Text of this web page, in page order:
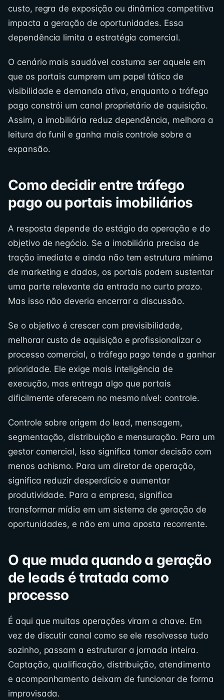
custo, regra de exposição ou dinâmica competitiva
impacta a geração de oportunidades. Essa
dependência limita a estratégia comercial.
O cenário mais saudável costuma ser aquele em
que os portais cumprem um papel tático de
visibilidade e demanda ativa, enquanto o tráfego
pago constrói um canal proprietário de aquisição.
Assim, a imobiliária reduz dependência, melhora a
leitura do funil e ganha mais controle sobre a
expansão.
Como decidir entre tráfego
pago ou portais imobiliários
A resposta depende do estágio da operação e do
objetivo de negócio. Se a imobiliária precisa de
tração imediata e ainda não tem estrutura mínima
de marketing e dados, os portais podem sustentar
uma parte relevante da entrada no curto prazo.
Mas isso não deveria encerrar a discussão.
Se o objetivo é crescer com previsibilidade,
melhorar custo de aquisição e profissionalizar o
processo comercial, o tráfego pago tende a ganhar
prioridade. Ele exige mais inteligência de
execução, mas entrega algo que portais
dificilmente oferecem no mesmo nível: controle.
Controle sobre origem do lead, mensagem,
segmentação, distribuição e mensuração. Para um
gestor comercial, isso significa tomar decisão com
menos achismo. Para um diretor de operação,
significa reduzir desperdício e aumentar
produtividade. Para a empresa, significa
transformar mídia em um sistema de geração de
oportunidades, e não em uma aposta recorrente.
O que muda quando a geração
de leads é tratada como
processo
É aqui que muitas operações viram a chave. Em
vez de discutir canal como se ele resolvesse tudo
sozinho, passam a estruturar a jornada inteira.
Captação, qualificação, distribuição, atendimento
e acompanhamento deixam de funcionar de forma
improvisada.